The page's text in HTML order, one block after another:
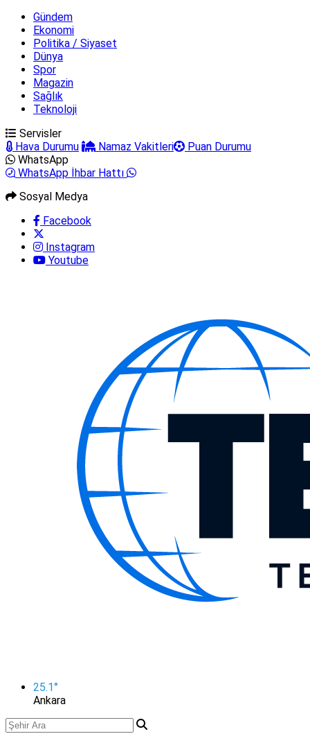
Gündem
Ekonomi
Politika / Siyaset
Dünya
Spor
Magazin
Sağlık
Teknoloji
Servisler
Hava Durumu
Namaz Vakitleri
Puan Durumu
WhatsApp
WhatsApp İhbar Hattı
Sosyal Medya
Facebook
Instagram
Youtube
25.1°
Ankara